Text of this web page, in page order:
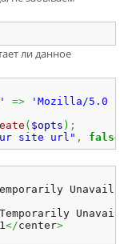
ли данное
=>
'Mozilla/5.0
( $opts ) ;
site url" , false
1</center>